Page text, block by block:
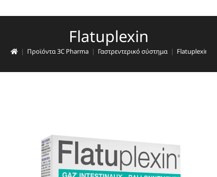
Flatuplexin
| Προϊόντα 3C Pharma | Γαστρεντερικό σύστημα | Flatuplexin